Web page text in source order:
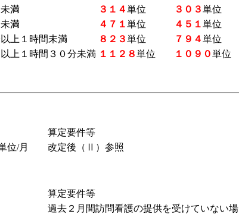
満 ３１４単位 ３０３単位
満 ４７１単位 ４５１単位
以上１時間未満 ８２３単位 ７９４単位
以上１時間３０分未満 １１２８単位 １０９０単位
算定要件等
位/月 改定後（Ⅱ）参照
算定要件等
過去２月間訪問看護の提供を受けていない場